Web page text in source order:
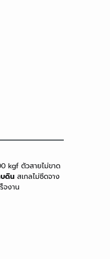
kgf ตัวสายไม่ขาด
ดิน สเกลไม่ซีดจาง
จงาน